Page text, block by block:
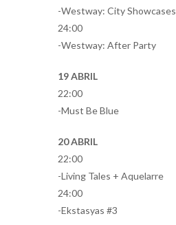
-Westway: City Showcases
24:00
-Westway: After Party
19 ABRIL
22:00
-Must Be Blue
20 ABRIL
22:00
-Living Tales + Aquelarre
24:00
-Ekstasyas #3